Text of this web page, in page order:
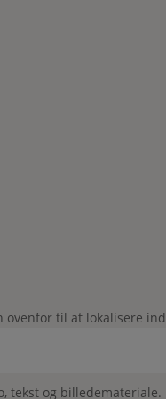
ovenfor til at lokalisere
tekst og billedemateriale.